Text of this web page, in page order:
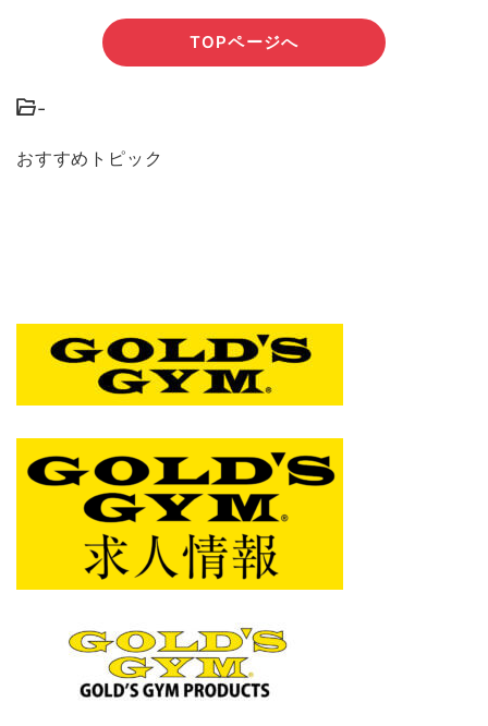
TOPページへ
-
おすすめトピック